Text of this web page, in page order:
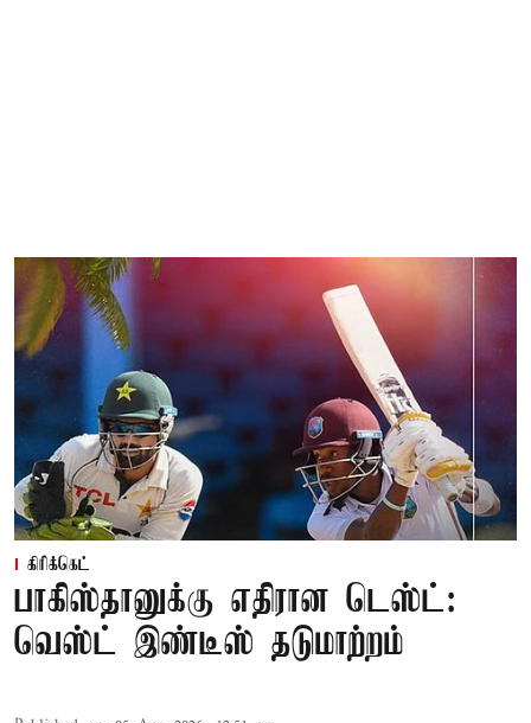
கிரிக்கெட்
பாகிஸ்தானுக்கு எதிரான டெஸ்ட்:
வெஸ்ட் இண்டீஸ் தடுமாற்றம்